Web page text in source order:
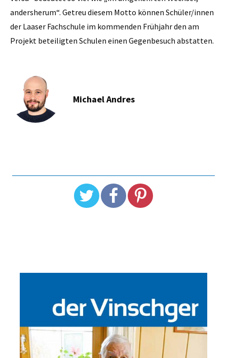
andersherum“. Getreu diesem Motto können Schüler/innen
der Laaser Fachschule im kommenden Frühjahr den am
Projekt beteiligten Schulen einen Gegenbesuch abstatten.
Michael Andres